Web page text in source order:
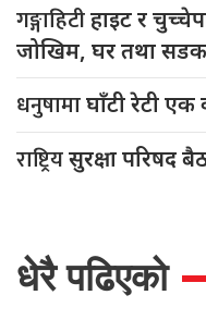
गङ्गाहिटीहाइट र
जोखिम, घर तथा सडक
धनुषामाघाँटी रेटी एक
राष्ट्रियसुरक्षा परिषद
धेरै पढिएको